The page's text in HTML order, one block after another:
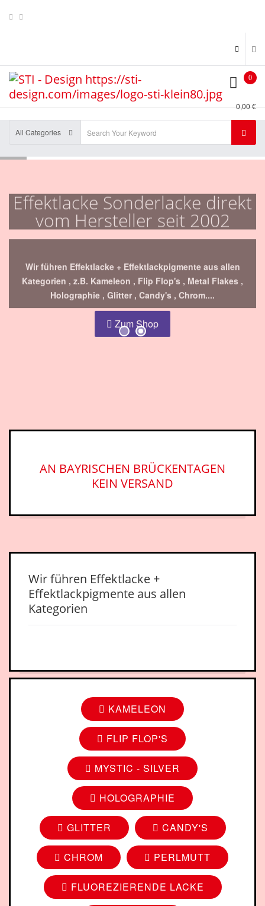
0
0,00 €
All Categories
Effektlacke Sonderlacke direkt
vom Hersteller seit 2002
Kategorien , z.B. Kameleon , Flip Flop's , Metal Flakes ,
Holographie , Glitter , Candy's , Chrom....
Zum Shop
AN BAYRISCHEN BRÜCKENTAGEN
KEIN VERSAND
Wir führen Effektlacke +
Effektlackpigmente aus allen
Kategorien
KAMELEON
FLIP FLOP'S
MYSTIC - SILVER
HOLOGRAPHIE
GLITTER CANDY'S
CHROM PERLMUTT
FLUOREZIERENDE LACKE